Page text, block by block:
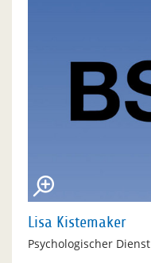
Lisa Kistemaker
Psychologischer Dienst